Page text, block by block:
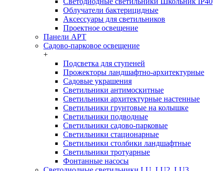
Облучатели бактерицидные
Аксессуары для светильников
Проектное освещение
Панели АРТ
Садово-парковое освещение
+
Подсветка для ступеней
Прожекторы ландшафтно-архитектурные
Садовые украшения
Светильники антимоскитные
Светильники архитектурные настенные
Светильники грунтовые на колышке
Светильники подводные
Светильники садово-парковые
Светильники стационарные
Светильники столбики ландшафтные
Светильники тротуарные
Фонтанные насосы